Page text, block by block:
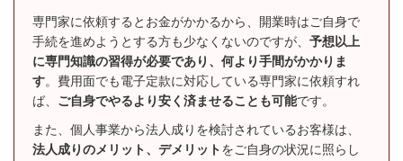
専門家に依頼するとお金がかかるから、開業時はご自身で
手続を進めようとする方も少なくないのですが、予想以上
に専門知識の習得が必要であり、何より手間がかかりま
す。費用面でも電子定款に対応している専門家に依頼すれ
ば、 ご自身でやるより安く済ませることも可能です。
また、個人事業から法人成りを検討されているお客様は、
法人成りのメリット、デメリットをご自身の状況に照らし